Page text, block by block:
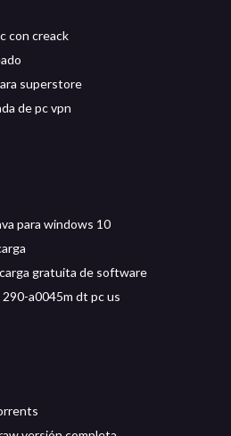
con creack
superstore
de pc vpn
para windows 10
gratuita de software
a0045m dt pc us